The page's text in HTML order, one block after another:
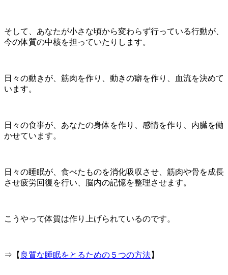
そして、あなたが小さな頃から変わらず行っている行動が、
今の体質の中核を担っていたりします。
日々の動きが、筋肉を作り、動きの癖を作り、血流を決めて
います。
日々の食事が、あなたの身体を作り、感情を作り、内臓を働
かせています。
日々の睡眠が、食べたものを消化吸収させ、筋肉や骨を成長
させ疲労回復を行い、脳内の記憶を整理させます。
こうやって体質は作り上げられているのです。
⇒【 良質な睡眠をとるための５つの方法】